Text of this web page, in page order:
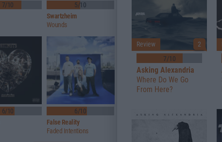
7/10
Review
Asking Alexandria
2
Where Do We Go
From Here?
7/10
5/10
Swartzheim
Wounds
6/10
6/10
False Reality
Faded Intentions